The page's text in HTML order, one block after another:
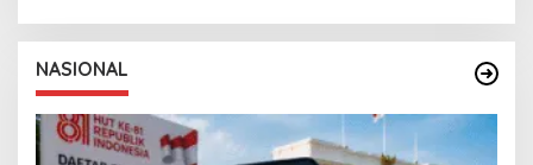
NASIONAL